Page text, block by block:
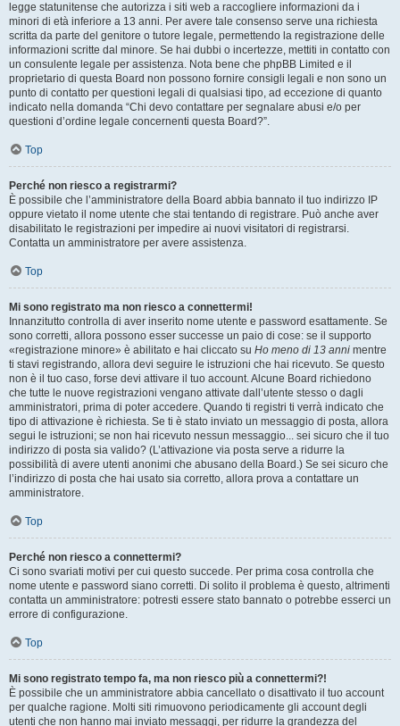
legge statunitense che autorizza i siti web a raccogliere informazioni da i
minori di età inferiore a 13 anni. Per avere tale consenso serve una richiesta
scritta da parte del genitore o tutore legale, permettendo la registrazione delle
informazioni scritte dal minore. Se hai dubbi o incertezze, mettiti in contatto con
un consulente legale per assistenza. Nota bene che phpBB Limited e il
proprietario di questa Board non possono fornire consigli legali e non sono un
punto di contatto per questioni legali di qualsiasi tipo, ad eccezione di quanto
indicato nella domanda “Chi devo contattare per segnalare abusi e/o per
questioni d’ordine legale concernenti questa Board?”.
Top
Perché non riesco a registrarmi?
È possibile che l’amministratore della Board abbia bannato il tuo indirizzo IP
oppure vietato il nome utente che stai tentando di registrare. Può anche aver
disabilitato le registrazioni per impedire ai nuovi visitatori di registrarsi.
Contatta un amministratore per avere assistenza.
Top
Mi sono registrato ma non riesco a connettermi!
Innanzitutto controlla di aver inserito nome utente e password esattamente. Se
sono corretti, allora possono esser successe un paio di cose: se il supporto
«registrazione minore» è abilitato e hai cliccato su Ho meno di 13 anni mentre
ti stavi registrando, allora devi seguire le istruzioni che hai ricevuto. Se questo
non è il tuo caso, forse devi attivare il tuo account. Alcune Board richiedono
che tutte le nuove registrazioni vengano attivate dall’utente stesso o dagli
amministratori, prima di poter accedere. Quando ti registri ti verrà indicato che
tipo di attivazione è richiesta. Se ti è stato inviato un messaggio di posta, allora
segui le istruzioni; se non hai ricevuto nessun messaggio... sei sicuro che il tuo
indirizzo di posta sia valido? (L’attivazione via posta serve a ridurre la
possibilità di avere utenti anonimi che abusano della Board.) Se sei sicuro che
l’indirizzo di posta che hai usato sia corretto, allora prova a contattare un
amministratore.
Top
Perché non riesco a connettermi?
Ci sono svariati motivi per cui questo succede. Per prima cosa controlla che
nome utente e password siano corretti. Di solito il problema è questo, altrimenti
contatta un amministratore: potresti essere stato bannato o potrebbe esserci un
errore di configurazione.
Top
Mi sono registrato tempo fa, ma non riesco più a connettermi?!
È possibile che un amministratore abbia cancellato o disattivato il tuo account
per qualche ragione. Molti siti rimuovono periodicamente gli account degli
utenti che non hanno mai inviato messaggi, per ridurre la grandezza del